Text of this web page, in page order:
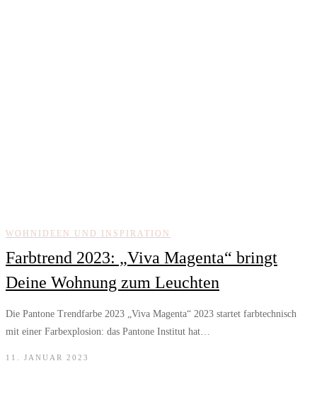
WOHNIDEEN UND INSPIRATION
Farbtrend 2023: „Viva Magenta“ bringt
Deine Wohnung zum Leuchten
Die Pantone Trendfarbe 2023 „Viva Magenta“ 2023 startet farbtechnisch
mit einer Farbexplosion: das Pantone Institut hat…
11. JANUAR 2023